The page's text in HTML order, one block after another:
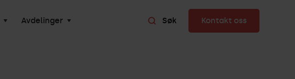
Avdelinger Søk Kontakt oss